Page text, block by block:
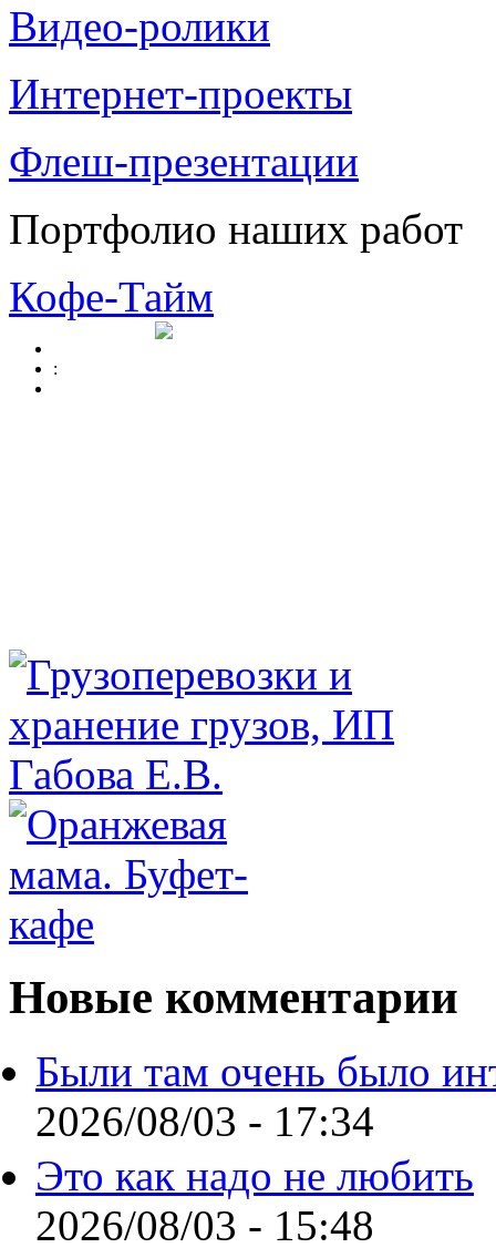
Видео-ролики
Интернет-проекты
Флеш-презентации
Портфолио наших работ
Кофе-Тайм
:
Новые комментарии
Были там очень было
2026/08/03 - 17:34
Это как надо не любить
2026/08/03 - 15:48